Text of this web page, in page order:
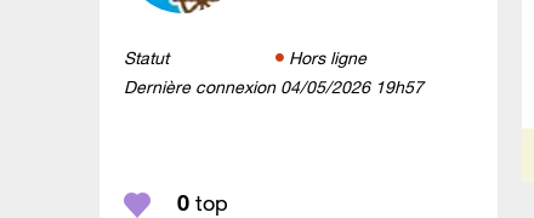
Statut
Hors ligne
Dernière connexion ‎04/05/2026 19h57
0 top